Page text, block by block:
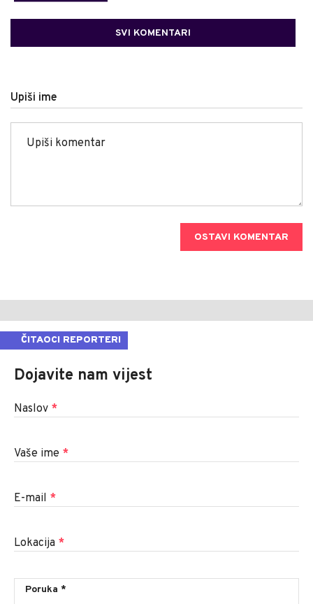
SVI KOMENTARI
Upiši ime
OSTAVI KOMENTAR
ČITAOCI REPORTERI
Dojavite nam vijest
Naslov *
Vaše ime *
E-mail *
Lokacija *